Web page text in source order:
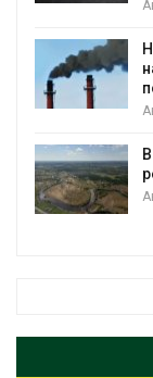
квот
может
время
Ницы после
паводка